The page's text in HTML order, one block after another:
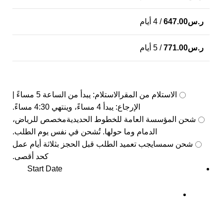
ر.س647.00/ 4 أيام
ر.س771.00/ 5 أيام
الاستلام من المقر
الاستلام: يبدأ من الساعة 5 مساءً |
الإرجاع: يبدأ 4 مساءً، وينتهي 4:30 مساءً.
شحن المؤسسة العامة للخطوط الحديديةمخصص للرياض،
الدمام وما حولها. تُشحن في نفس يوم الطلب.
شحن سمسايجب تعميد الطلب قبل الحجز بثلاثة أيام عمل
كحد أقصى.
Start Date